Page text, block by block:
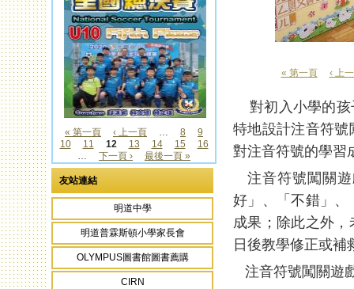
頁面
« 第一頁 ‹ 上一頁 … 8
9
10
11 12 13 14 15
16
…
下一頁 › 最後一頁 »
友站連結
明道中學
明道普霖斯頓小學家長會
OLYMPUS圖書館圖書薦購
CIRN
頁面
« 第一頁 ‹ 上
對初入小學的孩
特地設計注音符
對注音符號的學習
注音符號闖關遊
好」、「不錯」
成果；除此之外
日後教學修正或補
注音符號闖關遊